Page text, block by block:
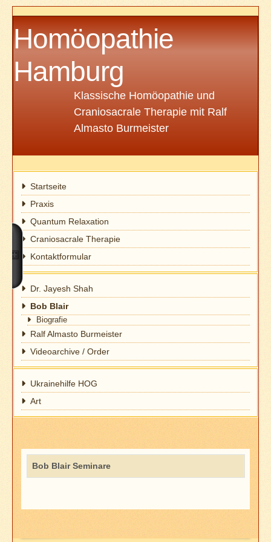
Homöopathie
Hamburg
Klassische Homöopathie und
Craniosacrale Therapie mit Ralf
Almasto Burmeister
Startseite
Praxis
Quantum Relaxation
Craniosacrale Therapie
Kontaktformular
Dr. Jayesh Shah
Bob Blair
Biografie
Ralf Almasto Burmeister
Videoarchive / Order
Ukrainehilfe HOG
Art
Titel
Bob Blair Seminare